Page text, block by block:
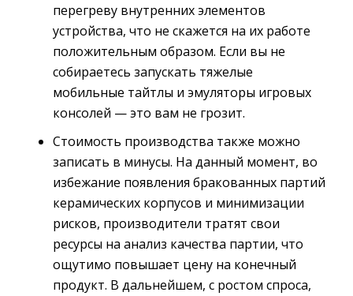
перегреву внутренних элементов
устройства, что не скажется на их работе
положительным образом. Если вы не
собираетесь запускать тяжелые
мобильные тайтлы и эмуляторы игровых
консолей — это вам не грозит.
Стоимость производства также можно
записать в минусы. На данный момент, во
избежание появления бракованных партий
керамических корпусов и минимизации
рисков, производители тратят свои
ресурсы на анализ качества партии, что
ощутимо повышает цену на конечный
продукт. В дальнейшем, с ростом спроса,